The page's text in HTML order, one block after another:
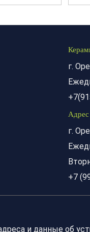
г.
Адрес
г.
+7
и данные об